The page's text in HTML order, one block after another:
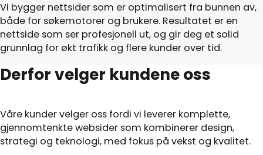
Vi bygger nettsider som er optimalisert fra bunnen av,
både for søkemotorer og brukere. Resultatet er en
nettside som ser profesjonell ut, og gir deg et solid
grunnlag for økt trafikk og flere kunder over tid.
Derfor velger kundene oss
Våre kunder velger oss fordi vi leverer komplette,
gjennomtenkte websider som kombinerer design,
strategi og teknologi, med fokus på vekst og kvalitet.